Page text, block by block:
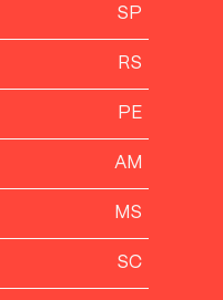
SP
RS
PE
AM
MS
SC